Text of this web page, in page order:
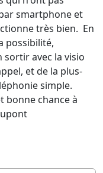
smartphone et
très bien. En
possibilité,
sortir avec la visio
et de la plus-
simple.
bonne chance à